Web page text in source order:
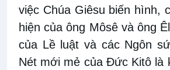
việc Chúa Giêsu biến hình,
hiện của ông Môsê và ông
của Lề luật và các Ngôn
Nét mới mẻ của Đức Kitô là